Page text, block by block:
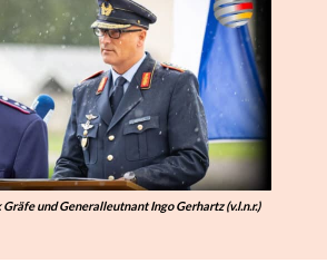
und Generalleutnant Ingo Gerhartz (v.l.n.r.)